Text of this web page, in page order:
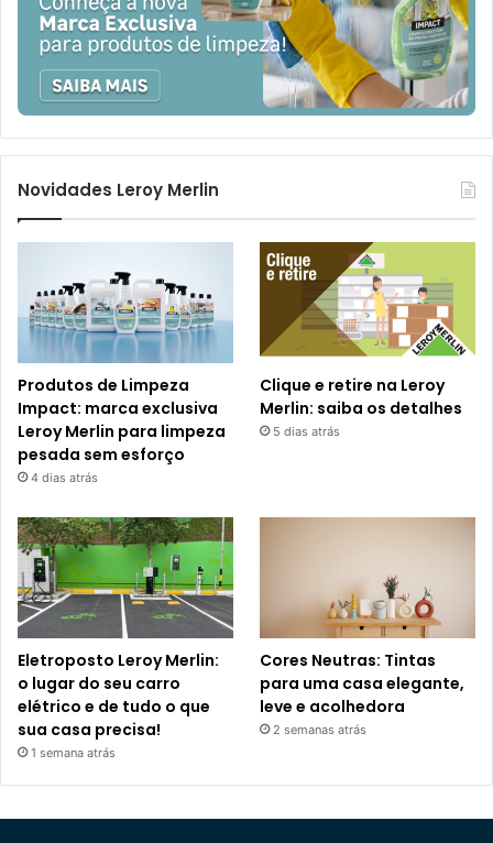
Novidades Leroy Merlin
Produtos de Limpeza
Impact: marca exclusiva
Leroy Merlin para limpeza
pesada sem esforço
4 dias atrás
Clique e retire na Leroy
Merlin: saiba os detalhes
5 dias atrás
Eletroposto Leroy Merlin:
o lugar do seu carro
elétrico e de tudo o que
sua casa precisa!
1 semana atrás
Cores Neutras: Tintas
para uma casa elegante,
leve e acolhedora
2 semanas atrás